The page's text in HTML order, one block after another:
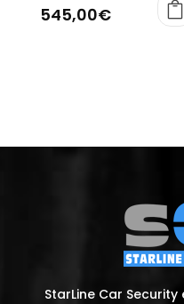
545,00€
StarLine Car